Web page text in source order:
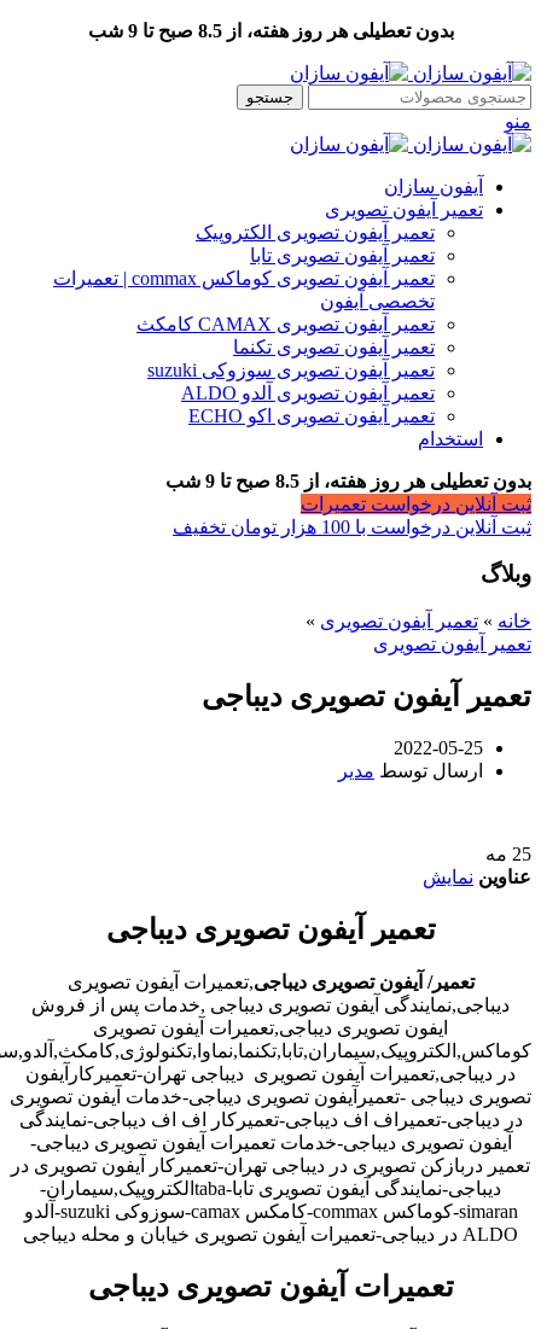
بدون تعطیلی هر روز هفته، از 8.5 صبح تا 9 شب
جستجو
منو
آیفون سازان
تعمیر آیفون تصویری
تعمیر آیفون تصویری الکتروپیک
تعمیر آیفون تصویری تابا
تعمیر آیفون تصویری کوماکس commax | تعمیرات
تخصصی آیفون
تعمیر آیفون تصویری CAMAX کامکث
تعمیر آیفون تصویری تکنما
تعمیر آیفون تصویری سوزوکی suzuki
تعمیر آیفون تصویری آلدو ALDO
تعمیر آیفون تصویری اکو ECHO
استخدام
بدون تعطیلی هر روز هفته، از 8.5 صبح تا 9 شب
ثبت آنلاین درخواست تعمیرات
ثبت آنلاین درخواست با 100 هزار تومان تخفیف
وبلاگ
خانه » تعمیر آیفون تصویری »
تعمیر آیفون تصویری
تعمیر آیفون تصویری دیباجی
2022-05-25
ارسال توسط مدیر
25 مه
عناوین نمایش
تعمیر آیفون تصویری دیباجی
تعمیر/ آیفون تصویری دیباجی,تعمیرات آیفون تصویری
دیباجی,نمایندگی آیفون تصویری دیباجی ,خدمات پس از فروش
ایفون تصویری دیباجی,تعمیرات آیفون تصویری
در دیباجی,تعمیرات آیفون تصویری دیباجی تهران-تعمیرکارآیفون
تصویری دیباجی -تعمیرآیفون تصویری دیباجی-خدمات آیفون تصویری
در دیباجی-تعمیراف اف دیباجی-تعمیرکار اف اف دیباجی-نمایندگی
آیفون تصویری دیباجی-خدمات تعمیرات آیفون تصویری دیباجی-
تعمیر دربازکن تصویری در دیباجی تهران-تعمیرکار آیفون تصویری در
دیباجی-نمایندگی آیفون تصویری تابا-tabaالکتروپیک,سیماران-
simaran-کوماکس commax-کامکس camax-سوزوکی suzuki-آلدو
ALDO در دیباجی-تعمیرات آیفون تصویری خیابان و محله دیباجی
تعمیرات آیفون تصویری دیباجی